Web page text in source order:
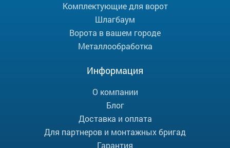
Комплектующие для ворот
Шлагбаум
Ворота в вашем городе
Металлообработка
Информация
О компании
Блог
Доставка и оплата
Для партнеров и монтажных бригад
Гарантия